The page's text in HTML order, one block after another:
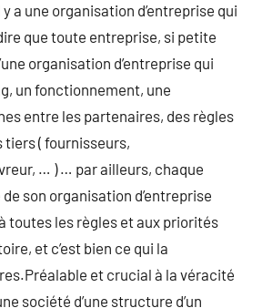
a une organisation d’entreprise qui
que toute entreprise, si petite
organisation d’entreprise qui
un fonctionnement, une
entre les partenaires, des règles
tiers ( fournisseurs,
… ) … par ailleurs, chaque
son organisation d’entreprise
toutes les règles et aux priorités
et c’est bien ce qui la
et crucial à la véracité
société d’une structure d’un